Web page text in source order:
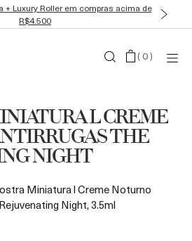
Luxury Roller em compras acima de
R$4.500
(0)
L CREME
THE
NIGHT